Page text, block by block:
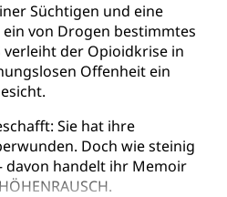
Süchtigen und eine
von Drogen bestimmtes
verleiht der Opioidkrise in
Offenheit ein
Sie hat ihre
Doch wie steinig
davon handelt ihr Memoir